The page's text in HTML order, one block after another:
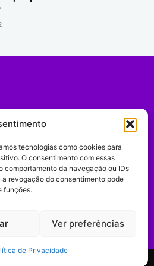
tecnologias como cookies para
O consentimento com essas
comportamento da navegação ou IDs
revogação do consentimento pode
funções.
Ver preferências
de Privacidade